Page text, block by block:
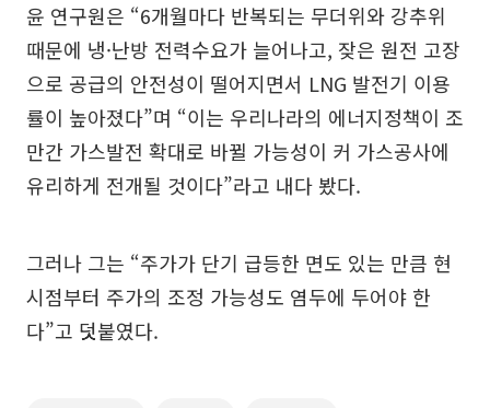
윤 연구원은 “6개월마다 반복되는 무더위와 강추위
때문에 냉·난방 전력수요가 늘어나고, 잦은 원전 고장
으로 공급의 안전성이 떨어지면서 LNG 발전기 이용
률이 높아졌다”며 “이는 우리나라의 에너지정책이 조
만간 가스발전 확대로 바뀔 가능성이 커 가스공사에
유리하게 전개될 것이다”라고 내다 봤다.
그러나 그는 “주가가 단기 급등한 면도 있는 만큼 현
시점부터 주가의 조정 가능성도 염두에 두어야 한
다”고 덧붙였다.